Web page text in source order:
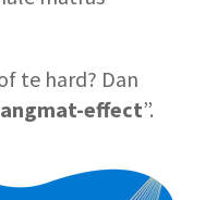
te hard? Dan
effect”.